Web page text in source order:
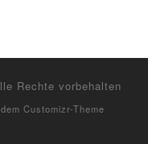
Rechte vorbehalten
Customizr-Theme